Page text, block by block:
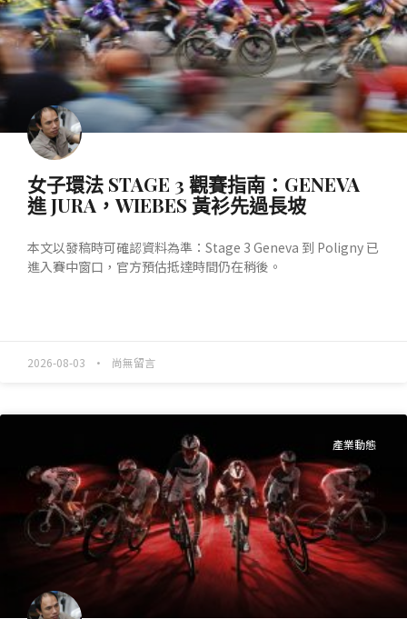
女子環法 STAGE 3 觀賽指南：GENEVA
進 JURA，WIEBES 黃衫先過長坡
本文以發稿時可確認資料為準：Stage 3 Geneva 到 Poligny 已
進入賽中窗口，官方預估抵達時間仍在稍後。
2026-08-03 尚無留言
產業動態